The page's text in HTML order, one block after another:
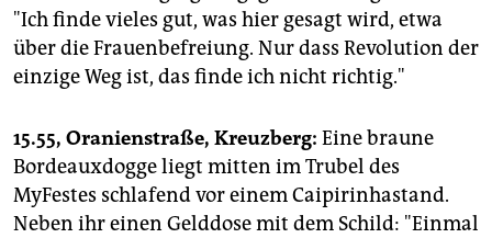
"Ich finde vieles gut, was hier gesagt wird, etwa
über die Frauenbefreiung. Nur dass Revolution der
einzige Weg ist, das finde ich nicht richtig."
15.55, Oranienstraße, Kreuzberg: Eine braune
Bordeauxdogge liegt mitten im Trubel des
MyFestes schlafend vor einem Caipirinhastand.
Neben ihr einen Gelddose mit dem Schild: "Einmal